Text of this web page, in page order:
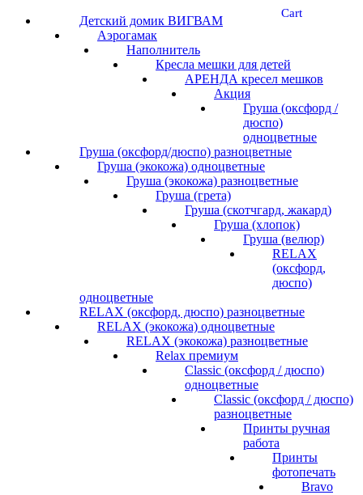
Cart
Детский домик ВИГВАМ
Аэрогамак
Наполнитель
Кресла мешки для детей
АРЕНДА кресел мешков
Акция
Груша (оксфорд /
дюспо)
одноцветные
Груша (оксфорд/дюспо) разноцветные
Груша (экокожа) одноцветные
Груша (экокожа) разноцветные
Груша (грета)
Груша (скотчгард, жакард)
Груша (хлопок)
Груша (велюр)
RELAX
(оксфорд,
дюспо)
одноцветные
RELAX (оксфорд, дюспо) разноцветные
RELAX (экокожа) одноцветные
RELAX (экокожа) разноцветные
Relax премиум
Classic (оксфорд / дюспо)
одноцветные
Classic (оксфорд / дюспо)
разноцветные
Принты ручная
работа
Принты
фотопечать
Bravo